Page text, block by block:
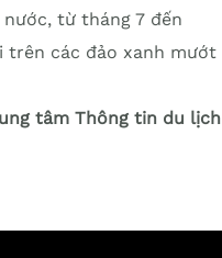
từ tháng 7 đến
trên các đảo xanh mướt
tâm Thông tin du lịch